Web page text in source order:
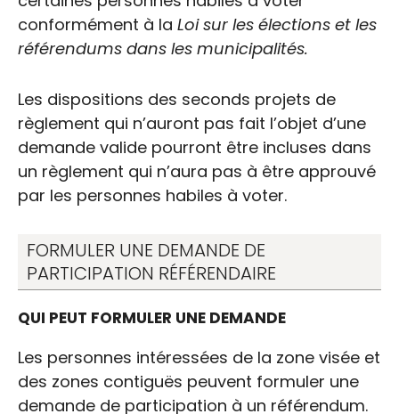
conformément à la Loi sur les élections et les
référendums dans les municipalités.
Les dispositions des seconds projets de
règlement qui n’auront pas fait l’objet d’une
demande valide pourront être incluses dans
un règlement qui n’aura pas à être approuvé
par les personnes habiles à voter.
FORMULER UNE DEMANDE DE
PARTICIPATION RÉFÉRENDAIRE
QUI PEUT FORMULER UNE DEMANDE
Les personnes intéressées de la zone visée et
des zones contiguës peuvent formuler une
demande de participation à un référendum.